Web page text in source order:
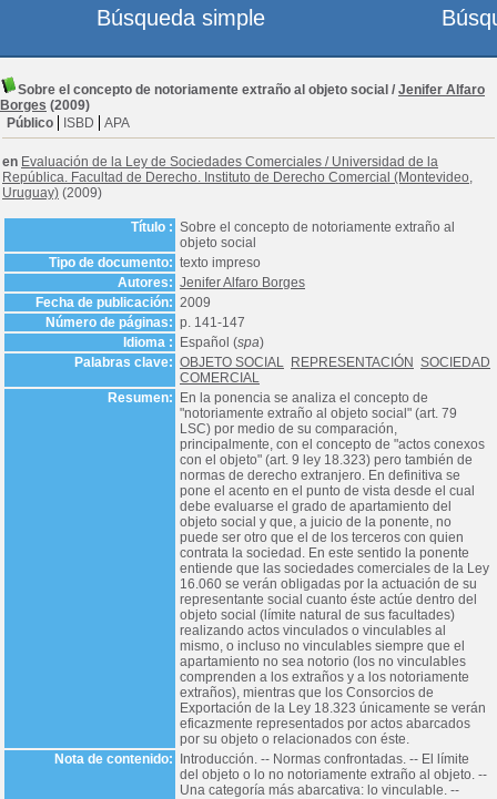
Sobre el concepto de notoriamente extraño al objeto social / Jenifer Alfaro
Borges (2009)
Público
ISBD APA
en Evaluación de la Ley de Sociedades Comerciales / Universidad de la
República. Facultad de Derecho. Instituto de Derecho Comercial (Montevideo,
Uruguay) (2009)
Título : Sobre el concepto de notoriamente extraño al
objeto social
Tipo de documento: texto impreso
Autores: Jenifer Alfaro Borges
Fecha de publicación: 2009
Número de páginas: p. 141-147
Idioma :
Español (spa)
Palabras clave: OBJETO SOCIAL REPRESENTACIÓN SOCIEDAD
COMERCIAL
Resumen:
En la ponencia se analiza el concepto de
"notoriamente extraño al objeto social" (art. 79
LSC) por medio de su comparación,
principalmente, con el concepto de "actos conexos
con el objeto" (art. 9 ley 18.323) pero también de
normas de derecho extranjero. En definitiva se
pone el acento en el punto de vista desde el cual
debe evaluarse el grado de apartamiento del
objeto social y que, a juicio de la ponente, no
puede ser otro que el de los terceros con quien
contrata la sociedad. En este sentido la ponente
entiende que las sociedades comerciales de la Ley
16.060 se verán obligadas por la actuación de su
representante social cuanto éste actúe dentro del
objeto social (límite natural de sus facultades)
realizando actos vinculados o vinculables al
mismo, o incluso no vinculables siempre que el
apartamiento no sea notorio (los no vinculables
comprenden a los extraños y a los notoriamente
extraños), mientras que los Consorcios de
Exportación de la Ley 18.323 únicamente se verán
eficazmente representados por actos abarcados
por su objeto o relacionados con éste.
Nota de contenido:
Introducción. -- Normas confrontadas. -- El límite
del objeto o lo no notoriamente extraño al objeto. --
Una categoría más abarcativa: lo vinculable. --
Búsqueda simple